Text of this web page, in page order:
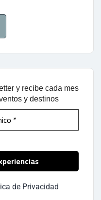
y recibe cada mes
y destinos
de Privacidad